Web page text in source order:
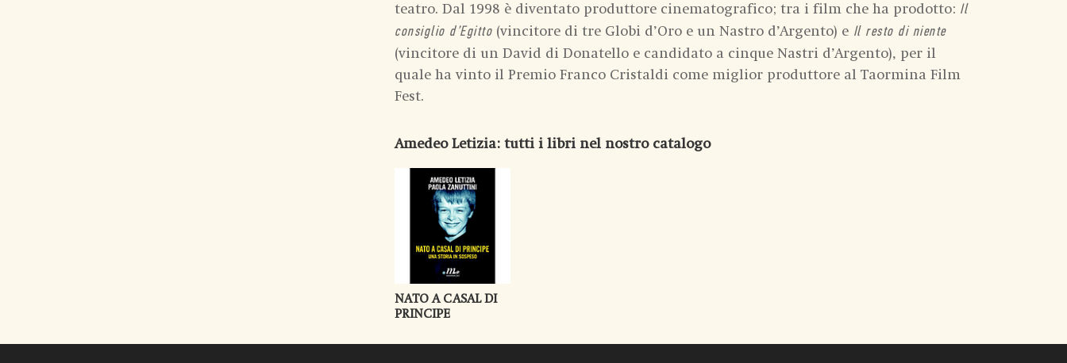
teatro. Dal 1998 è diventato produttore cinematografico; tra i film che ha prodotto: Il
consiglio d’Egitto (vincitore di tre Globi d’Oro e un Nastro d’Argento) e Il resto di niente
(vincitore di un David di Donatello e candidato a cinque Nastri d’Argento), per il
quale ha vinto il Premio Franco Cristaldi come miglior produttore al Taormina Film
Fest.
Amedeo Letizia: tutti i libri nel nostro catalogo
NATO A CASAL DI
PRINCIPE